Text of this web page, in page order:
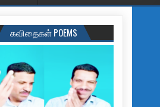
கவிதைகள் POEMS